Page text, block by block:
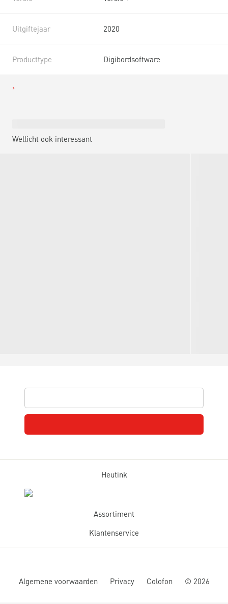
Uitgiftejaar 2020
Producttype Digibordsoftware
Wellicht ook interessant
Heutink
Assortiment
Klantenservice
Algemene voorwaarden Privacy Colofon © 2026